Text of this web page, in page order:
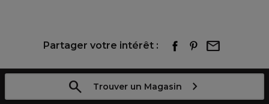
Partager votre intérêt :
Trouver un Magasin